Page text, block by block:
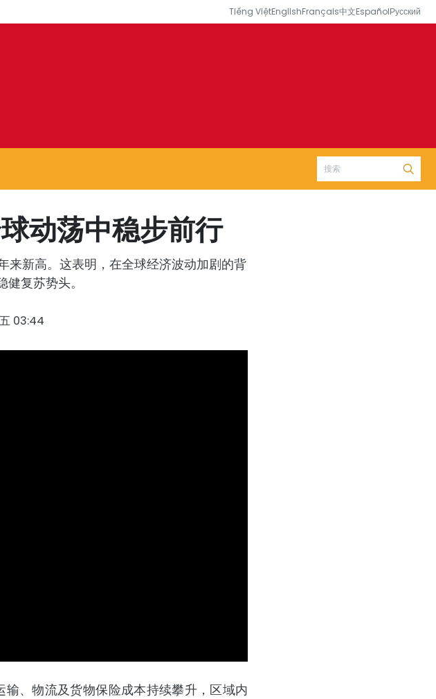
Tiếng ViệtEnglishFrançais中文EspañolРусский
动荡中稳步前行
来新高。这表明，在全球经济波动加剧的背
复苏势头。
03:44
、物流及货物保险成本持续攀升，区域内